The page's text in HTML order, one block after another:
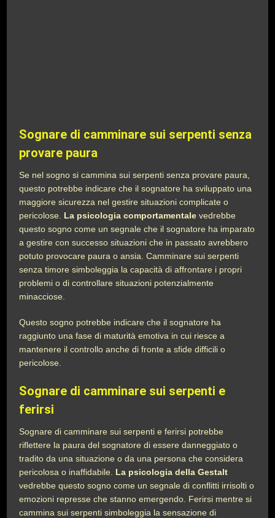
Sognare di camminare sui serpenti senza
provare paura
Se nel sogno si cammina sui serpenti senza provare paura,
questo potrebbe indicare che il sognatore ha sviluppato una
maggiore sicurezza nel gestire situazioni complicate o
pericolose. La psicologia comportamentale vedrebbe
questo sogno come un segnale che il sognatore ha imparato
a gestire con successo situazioni che in passato avrebbero
potuto provocare paura o ansia. Camminare sui serpenti
senza timore simboleggia la capacità di affrontare i propri
problemi o di controllare situazioni potenzialmente
minacciose.
Questo sogno potrebbe indicare che il sognatore ha
raggiunto una fase di maturità emotiva in cui riesce a
mantenere il controllo anche di fronte a sfide difficili o
pericolose.
Sognare di camminare sui serpenti e
ferirsi
Sognare di camminare sui serpenti e ferirsi potrebbe
riflettere la paura del sognatore di essere danneggiato o
tradito da una situazione o da una persona che considera
pericolosa o inaffidabile. La psicologia della Gestalt
vedrebbe questo sogno come un segnale di conflitti irrisolti o
emozioni represse che stanno emergendo. Ferirsi mentre si
cammina sui serpenti simboleggia la sensazione di